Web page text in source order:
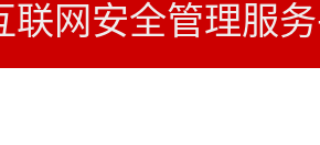
联网安全管理服